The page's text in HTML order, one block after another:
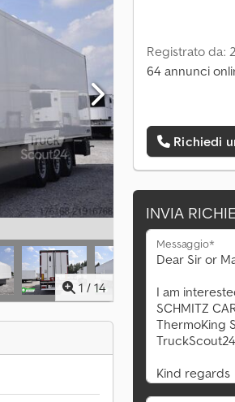
1 / 14
Registrato da:
64 annunci
Richiedi
INVIA
Messaggio*